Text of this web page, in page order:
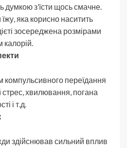
думкою з’їсти щось смачне.
їжу, яка корисно наситить
зосереджена розмірами
калорій.
компульсивного переїдання
хвилювання, погана
і т.д.
здійснював сильний вплив